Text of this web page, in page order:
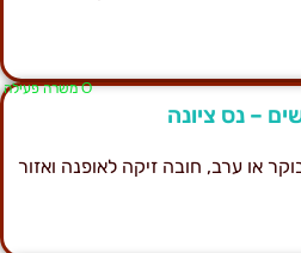
Ο משרה פעילה
– נס ציונה
של 6 שעות בוקר או ערב, חובה זיקה לאופנה ואזור